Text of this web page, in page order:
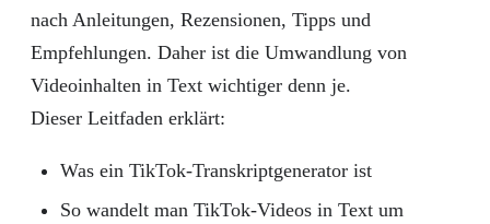
nach Anleitungen, Rezensionen, Tipps und
Empfehlungen. Daher ist die Umwandlung von
Videoinhalten in Text wichtiger denn je.
Dieser Leitfaden erklärt:
Was ein TikTok-Transkriptgenerator ist
So wandelt man TikTok-Videos in Text um